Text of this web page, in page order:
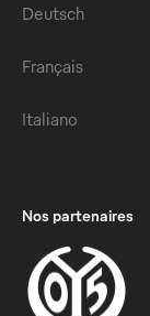
Deutsch
Français
Italiano
Nos partenaires